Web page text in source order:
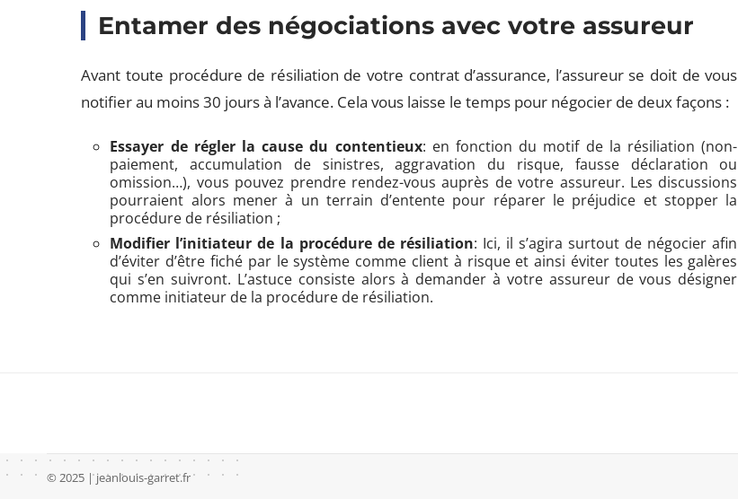
Entamer des négociations avec votre assureur
Avant toute procédure de résiliation de votre contrat d’assurance, l’assureur se doit de vous
notifier au moins 30 jours à l’avance. Cela vous laisse le temps pour négocier de deux façons :
Essayer de régler la cause du contentieux: en fonction du motif de la résiliation (non-
paiement, accumulation de sinistres, aggravation du risque, fausse déclaration ou
omission…), vous pouvez prendre rendez-vous auprès de votre assureur. Les discussions
pourraient alors mener à un terrain d’entente pour réparer le préjudice et stopper la
procédure de résiliation ;
Modifier l’initiateur de la procédure de résiliation: Ici, il s’agira surtout de négocier afin
d’éviter d’être fiché par le système comme client à risque et ainsi éviter toutes les galères
qui s’en suivront. L’astuce consiste alors à demander à votre assureur de vous désigner
comme initiateur de la procédure de résiliation.
© 2025 | jeanlouis-garret.fr